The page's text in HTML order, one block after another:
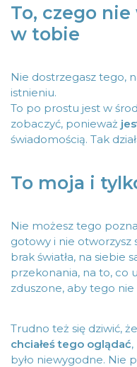
To, czego
w tobie
Nie dostrzegasz tego,
istnieniu.
To po prostu jest w
zobaczyć, ponieważ
świadomością. Tak
To moja i
Nie możesz tego
gotowy i nie otworzysz
brak światła, na siebie
przekonania, na to, co
zduszone, aby tego nie
Trudno też się dziwić,
chciałeś tego oglądać
było niewygodne. Nie